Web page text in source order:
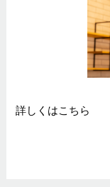
詳しくはこちら